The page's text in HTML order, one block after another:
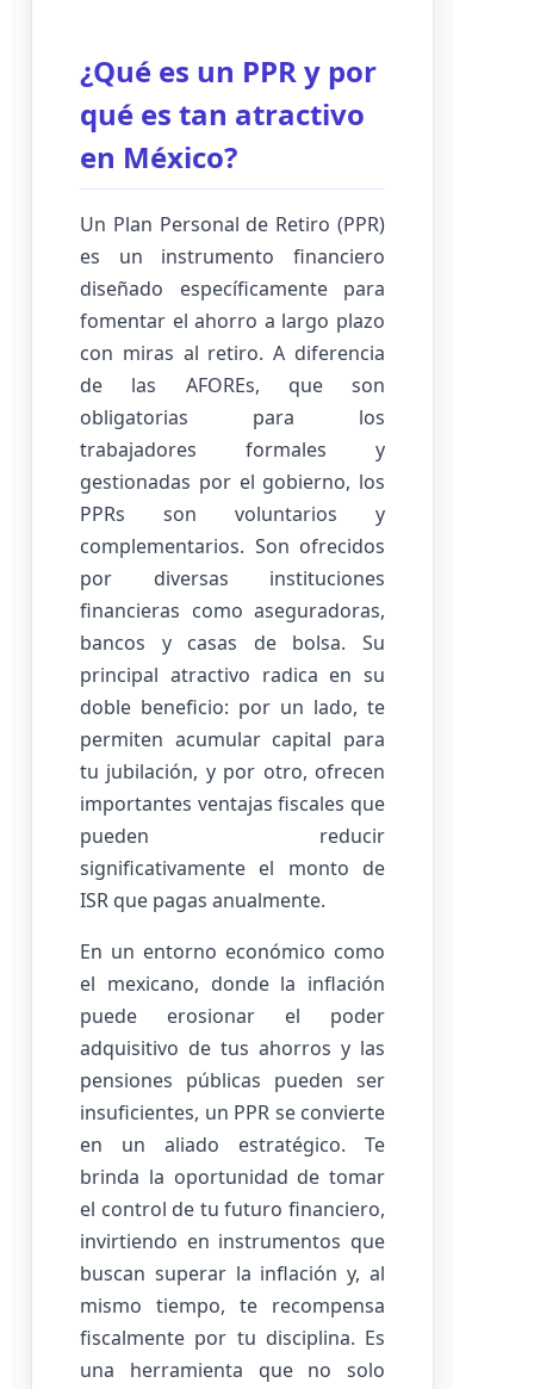
¿Qué es un PPR y por
qué es tan atractivo
en México?
Un Plan Personal de Retiro (PPR)
es un instrumento financiero
diseñado específicamente para
fomentar el ahorro a largo plazo
con miras al retiro. A diferencia
de las AFOREs, que son
obligatorias para los
trabajadores formales y
gestionadas por el gobierno, los
PPRs son voluntarios y
complementarios. Son ofrecidos
por diversas instituciones
financieras como aseguradoras,
bancos y casas de bolsa. Su
principal atractivo radica en su
doble beneficio: por un lado, te
permiten acumular capital para
tu jubilación, y por otro, ofrecen
importantes ventajas fiscales que
pueden reducir
significativamente el monto de
ISR que pagas anualmente.
En un entorno económico como
el mexicano, donde la inflación
puede erosionar el poder
adquisitivo de tus ahorros y las
pensiones públicas pueden ser
insuficientes, un PPR se convierte
en un aliado estratégico. Te
brinda la oportunidad de tomar
el control de tu futuro financiero,
invirtiendo en instrumentos que
buscan superar la inflación y, al
mismo tiempo, te recompensa
fiscalmente por tu disciplina. Es
una herramienta que no solo